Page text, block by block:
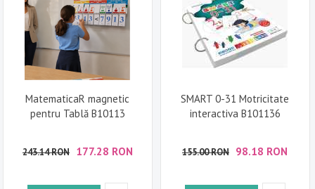
MatematicaR magnetic
pentru Tablă B10113
243.14 RON 177.28 RON
SMART 0-31 Motricitate
interactiva B101136
155.00 RON 98.18 RON